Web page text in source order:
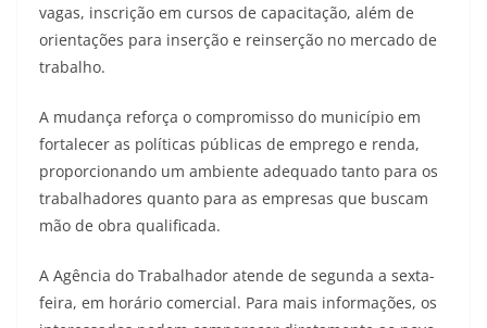
vagas, inscrição em cursos de capacitação, além de
orientações para inserção e reinserção no mercado de
trabalho.
A mudança reforça o compromisso do município em
fortalecer as políticas públicas de emprego e renda,
proporcionando um ambiente adequado tanto para os
trabalhadores quanto para as empresas que buscam
mão de obra qualificada.
A Agência do Trabalhador atende de segunda a sexta-
feira, em horário comercial. Para mais informações, os